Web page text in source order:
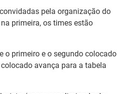
pela organização do
primeira, os times estão
o primeiro e o segundo colocado
avança para a tabela